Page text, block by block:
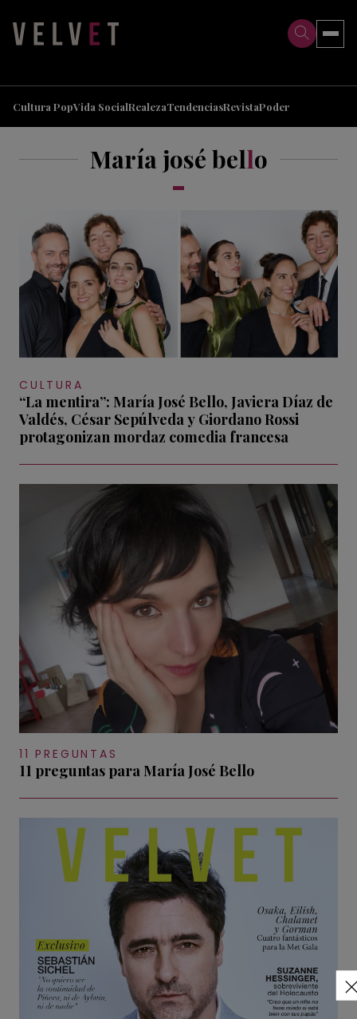
Cultura PopVida SocialRealezaTendenciasRevistaPoder
María josé bello
CULTURA
“La mentira”: María José Bello, Javiera Díaz de
Valdés, César Sepúlveda y Giordano Rossi
protagonizan mordaz comedia francesa
11 PREGUNTAS
11 preguntas para María José Bello